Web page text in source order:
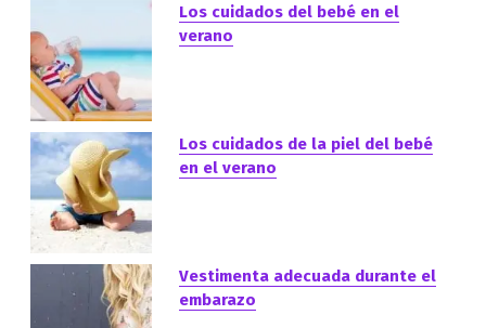
Los cuidados del bebé en el
verano
Los cuidados de la piel del bebé
en el verano
Vestimenta adecuada durante el
embarazo